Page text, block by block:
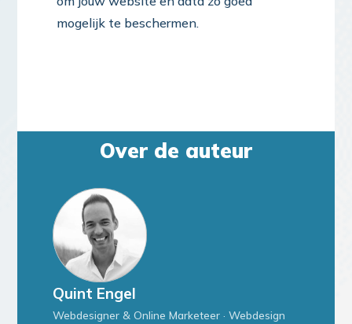
mogelijk te beschermen.
Over de auteur
Quint Engel
Webdesigner & Online Marketeer · Webdesign